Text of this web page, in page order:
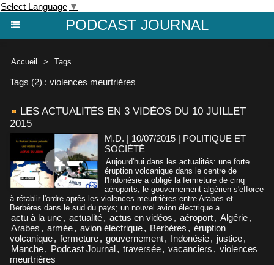
Select Language ▼
PODCAST JOURNAL
Accueil > Tags
Tags (2) : violences meurtrières
LES ACTUALITÉS EN 3 VIDÉOS DU 10 JUILLET
2015
M.D. | 10/07/2015 | POLITIQUE ET
SOCIÉTÉ
Aujourd'hui dans les actualités: une forte
éruption volcanique dans le centre de
l'Indonésie a obligé la fermeture de cinq
aéroports; le gouvernement algérien s'efforce
à rétablir l'ordre après les violences meurtrières entre Arabes et
Berbères dans le sud du pays; un nouvel avion électrique a...
actu à la une, actualité, actus en vidéos , aéroport, Algérie,
Arabes , armée, avion électrique, Berbères , éruption
volcanique, fermeture, gouvernement, Indonésie, justice,
Manche, Podcast Journal, traversée, vacanciers , violences
meurtrières